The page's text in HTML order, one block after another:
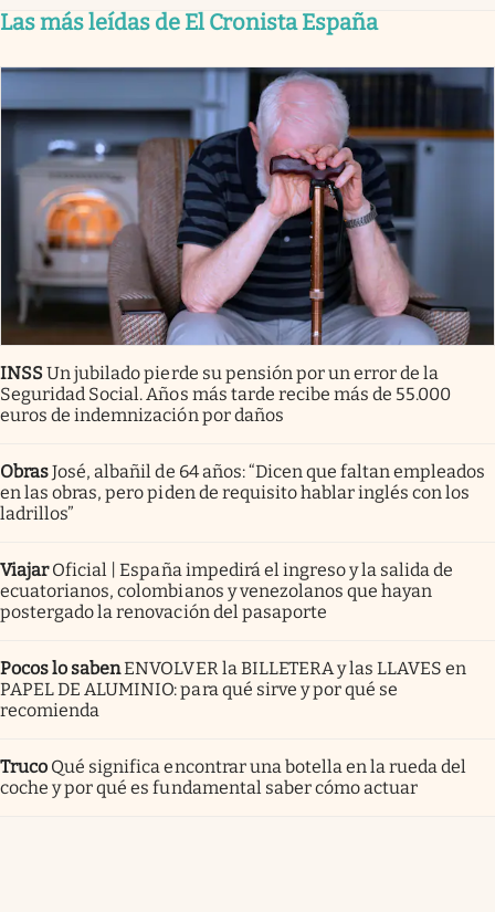
Las más leídas de El Cronista España
INSSUn jubilado pierde su pensión por un error de la
Seguridad Social. Años más tarde recibe más de 55.000
euros de indemnización por daños
ObrasJosé, albañil de 64 años: “Dicen que faltan empleados
en las obras, pero piden de requisito hablar inglés con los
ladrillos”
Viajar Oficial | España impedirá el ingreso y la salida de
ecuatorianos, colombianos y venezolanos que hayan
postergado la renovación del pasaporte
Pocos lo sabenENVOLVER la BILLETERA y las LLAVES en
PAPEL DE ALUMINIO: para qué sirve y por qué se
recomienda
Truco Qué significa encontrar una botella en la rueda del
coche y por qué es fundamental saber cómo actuar